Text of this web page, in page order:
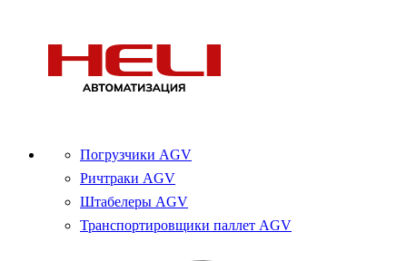
Погрузчики AGV
Ричтраки AGV
Штабелеры AGV
Транспортировщики паллет AGV